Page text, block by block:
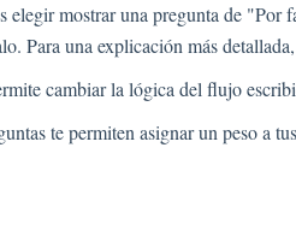
elegir mostrar una pregunta de "Por
Para una explicación más
cambiar la lógica del flujo
te permiten asignar un peso a